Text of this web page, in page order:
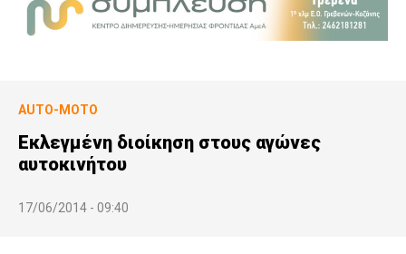
AUTO-MOTO
Εκλεγμένη διοίκηση στους αγώνες
αυτοκινήτου
17/06/2014 - 09:40